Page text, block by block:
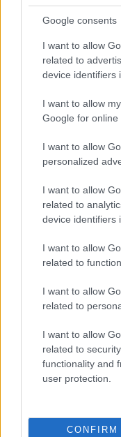
Google consents
I want to allow
related to
device identifiers
I want to allow
Google for online
I want to allow
personalized
I want to allow
related to
device identifiers
I want to allow
related to
I want to allow
related to
I want to allow
related to
functionality and
user protection.
CONFIRM
NECROLOGIE
Mario
Paolo
Martina
I nostri